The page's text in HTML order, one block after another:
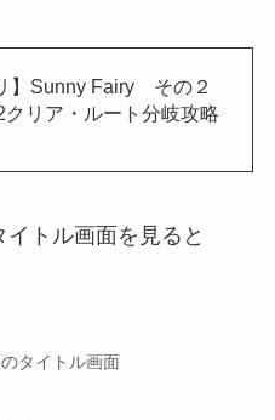
リ】Sunny Fairy その２
クリア・ルート分岐攻略
トル画面を見ると
タイトル画面